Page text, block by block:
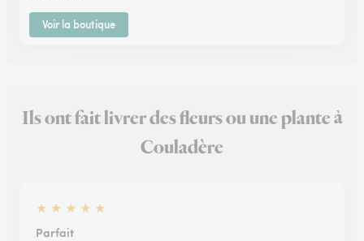
Voir la boutique
Ils ont fait livrer des fleurs ou une plante à
Couladère
★ ★ ★ ★ ★
Parfait